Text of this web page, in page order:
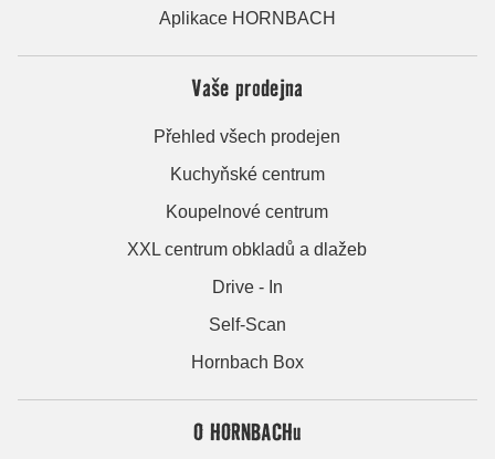
Aplikace HORNBACH
Vaše prodejna
Přehled všech prodejen
Kuchyňské centrum
Koupelnové centrum
XXL centrum obkladů a dlažeb
Drive - In
Self-Scan
Hornbach Box
O HORNBACHu